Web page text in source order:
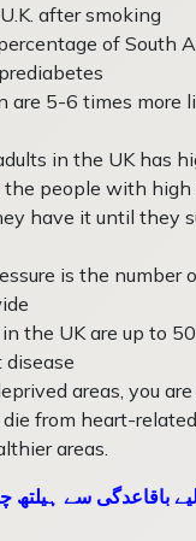
after smoking
of South
are 5-6 times more
in the UK has
people with high
have it until they
is the number
the UK are up to
areas, you
from heart-
areas.
باقاعدگی سے ہیلتھ